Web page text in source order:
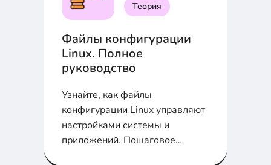
Теория
Файлы конфигурации
Linux. Полное
руководство
Узнайте, как файлы
конфигурации Linux управляют
настройками системы и
приложений. Пошаговое